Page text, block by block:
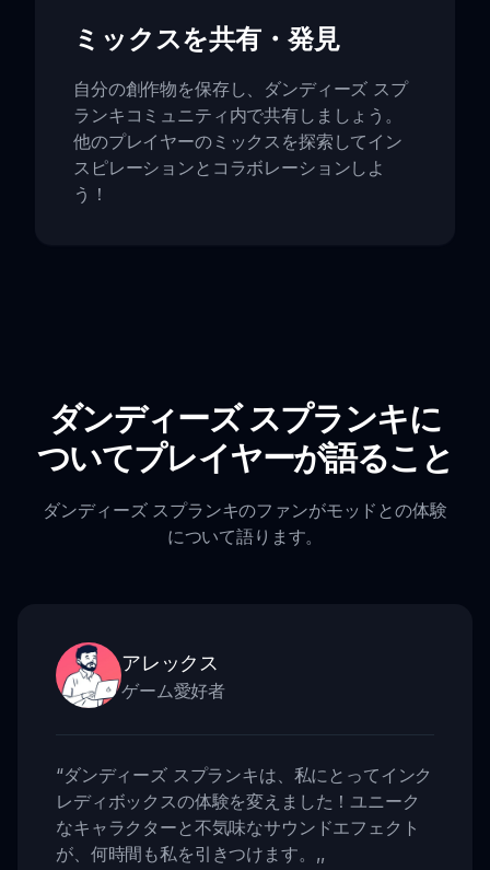
ミックスを共有・発見
自分の創作物を保存し、ダンディーズ スプ
ランキコミュニティ内で共有しましょう。
他のプレイヤーのミックスを探索してイン
スピレーションとコラボレーションしよ
う！
ダンディーズ スプランキに
ついてプレイヤーが語ること
ダンディーズ スプランキのファンがモッドとの体験
について語ります。
アレックス
ゲーム愛好者
“ダンディーズ スプランキは、私にとってインク
レディボックスの体験を変えました！ユニーク
なキャラクターと不気味なサウンドエフェクト
が、何時間も私を引きつけます。 ,,